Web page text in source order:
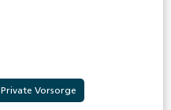
Private Vorsorge